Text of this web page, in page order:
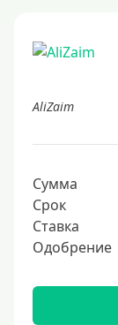
AliZaim
Сумма
Срок
Ставка
Одобрение